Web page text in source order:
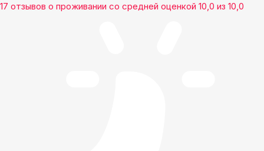
17 отзывов о проживании со средней оценкой 10,0 из 10,0